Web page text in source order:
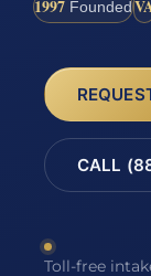
1997 Founded
CALL
Toll-free